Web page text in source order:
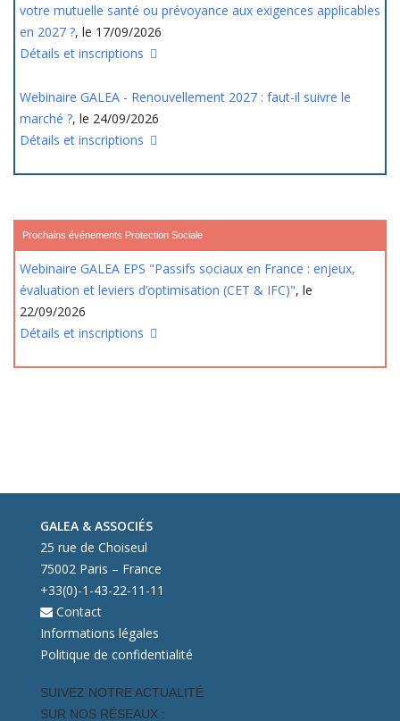
votre mutuelle santé ou prévoyance aux exigences applicables
en 2027 ?, le 17/09/2026
Détails et inscriptions
Webinaire GALEA - Renouvellement 2027 : faut-il suivre le
marché ?, le 24/09/2026
Détails et inscriptions
Prochains événements Protection Sociale
Webinaire GALEA EPS "Passifs sociaux en France : enjeux,
évaluation et leviers d’optimisation (CET & IFC)", le
22/09/2026
Détails et inscriptions
GALEA & ASSOCIÉS
25 rue de Choiseul
75002 Paris – France
+33(0)-1-43-22-11-11
Contact
Informations légales
Politique de confidentialité
SUIVEZ NOTRE ACTUALITÉ
SUR NOS RÉSEAUX :